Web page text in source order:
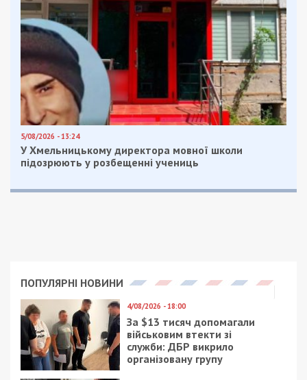
5/08/2026 - 13:24
У Хмельницькому директора мовної школи
підозрюють у розбещенні учениць
ПОПУЛЯРНІ НОВИНИ
4/08/2026 - 18:00
За $13 тисяч допомагали
військовим втекти зі
служби: ДБР викрило
організовану групу